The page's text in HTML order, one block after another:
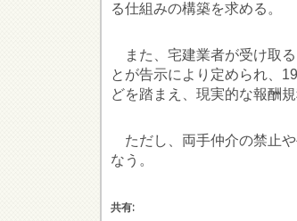
る仕組みの構築を求める。
また、宅建業者が受け取る
とが告示により定められ、
どを踏まえ、現実的な報酬
ただし、両手仲介の禁止
なう。
共有: